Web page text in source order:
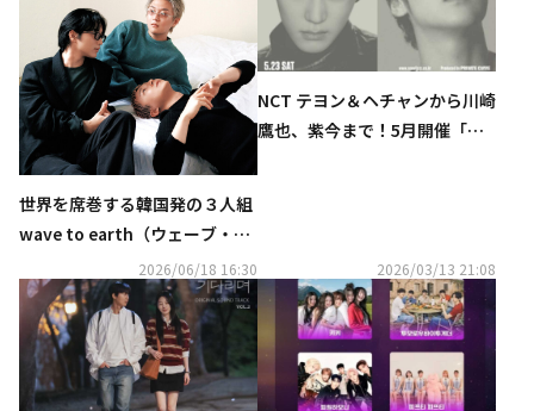
世界を席巻する韓国発の３人組
wave to earth（ウェーブ・ト
ゥ・アース）が新境地に挑んだ
ニューアルバム『bad pieces』
を8月７日にリリース
2026/06/18 16:30
NCT テヨン＆ヘチャンから川崎
鷹也、紫今まで！5月開催「ソ
2026/03/13 21:08